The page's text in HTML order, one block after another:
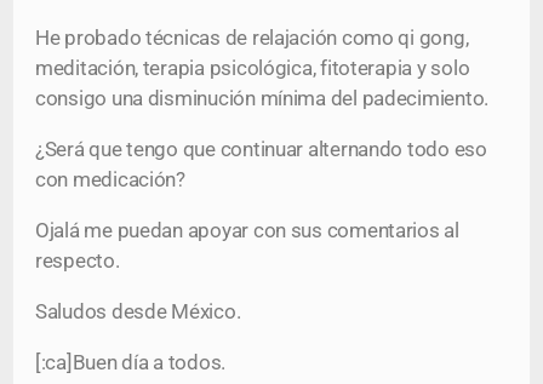
He probado técnicas de relajación como qi gong,
meditación, terapia psicológica, fitoterapia y solo
consigo una disminución mínima del padecimiento.
¿Será que tengo que continuar alternando todo eso
con medicación?
Ojalá me puedan apoyar con sus comentarios al
respecto.
Saludos desde México.
[:ca]Buen día a todos.